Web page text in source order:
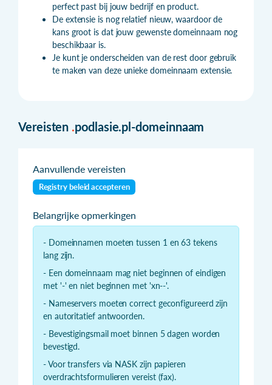
perfect past bij jouw bedrijf en product.
De extensie is nog relatief nieuw, waardoor de
kans groot is dat jouw gewenste domeinnaam nog
beschikbaar is.
Je kunt je onderscheiden van de rest door gebruik
te maken van deze unieke domeinnaam extensie.
Vereisten .podlasie.pl-domeinnaam
Aanvullende vereisten
Registry beleid accepteren
Belangrijke opmerkingen
- Domeinnamen moeten tussen 1 en 63 tekens
lang zijn.
- Een domeinnaam mag niet beginnen of eindigen
met '-' en niet beginnen met 'xn--'.
- Nameservers moeten correct geconfigureerd zijn
en autoritatief antwoorden.
- Bevestigingsmail moet binnen 5 dagen worden
bevestigd.
- Voor transfers via NASK zijn papieren
overdrachtsformulieren vereist (fax).